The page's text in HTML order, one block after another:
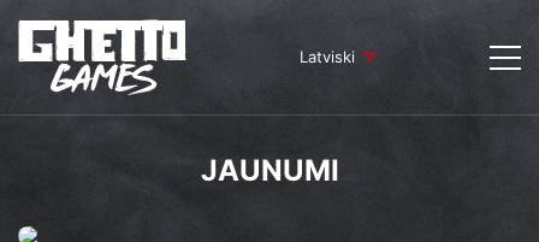
Latviski
JAUNUMI